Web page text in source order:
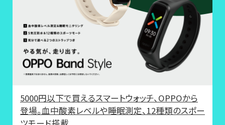
5000円以下で買えるスマートウォッチ、OPPOから
登場。血中酸素レベルや睡眠測定、12種類のスポー